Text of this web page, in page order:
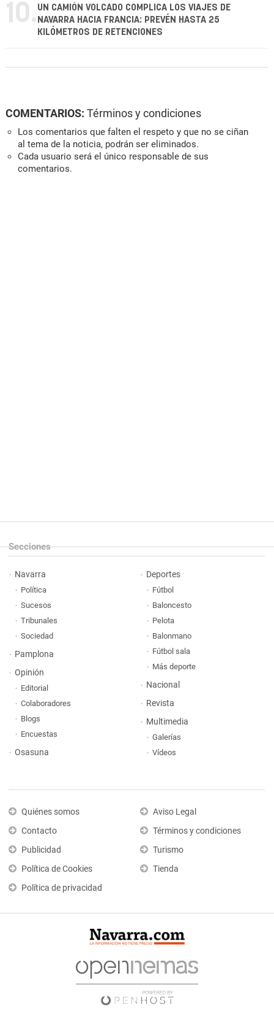
10. UN CAMIÓN VOLCADO COMPLICA LOS VIAJES DE
NAVARRA HACIA FRANCIA: PREVÉN HASTA 25
KILÓMETROS DE RETENCIONES
COMENTARIOS: Términos y condiciones
Los comentarios que falten el respeto y que no se ciñan
al tema de la noticia, podrán ser eliminados.
Cada usuario será el único responsable de sus
comentarios.
Secciones
Navarra
Política
Sucesos
Tribunales
Sociedad
Pamplona
Opinión
Editorial
Colaboradores
Blogs
Encuestas
Osasuna
Deportes
Fútbol
Baloncesto
Pelota
Balonmano
Fútbol sala
Más deporte
Nacional
Revista
Multimedia
Galerías
Vídeos
Quiénes somos
Contacto
Publicidad
Política de Cookies
Política de privacidad
Aviso Legal
Términos y condiciones
Turismo
Tienda